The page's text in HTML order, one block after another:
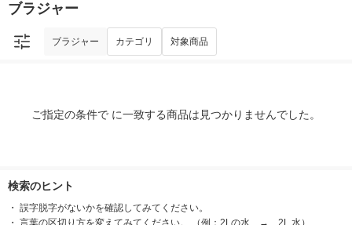
ブラジャー
ブラジャー カテゴリ 対象商品
ご指定の条件で に一致する商品は見つかりませんでした。
検索のヒント
誤字脱字がないかを確認してみてください。